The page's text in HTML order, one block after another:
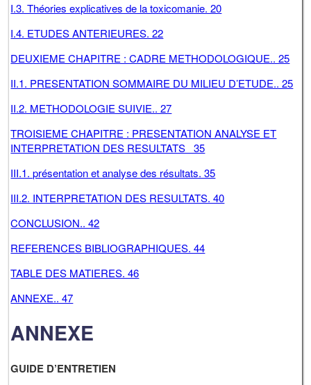
I.3. Théories explicatives de la toxicomanie. 20
I.4. ETUDES ANTERIEURES. 22
DEUXIEME CHAPITRE : CADRE METHODOLOGIQUE.. 25
II.1. PRESENTATION SOMMAIRE DU MILIEU D’ETUDE.. 25
II.2. METHODOLOGIE SUIVIE.. 27
TROISIEME CHAPITRE : PRESENTATION ANALYSE ET
INTERPRETATION DES RESULTATS 35
III.1. présentation et analyse des résultats. 35
III.2. INTERPRETATION DES RESULTATS. 40
CONCLUSION.. 42
REFERENCES BIBLIOGRAPHIQUES. 44
TABLE DES MATIERES. 46
ANNEXE.. 47
ANNEXE
GUIDE D’ENTRETIEN